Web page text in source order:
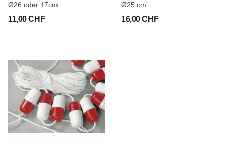
Ø26 oder 17cm
11,00 CHF
Ø25 cm
16,00 CHF